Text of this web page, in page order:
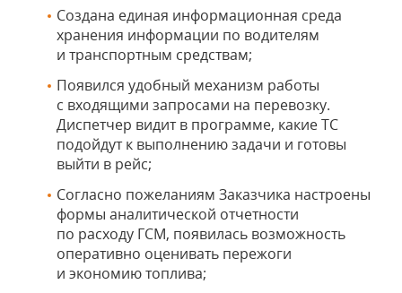
Создана единая информационная среда
хранения информации по водителям
и транспортным средствам;
Появился удобный механизм работы
с входящими запросами на перевозку.
Диспетчер видит в программе, какие ТС
подойдут к выполнению задачи и готовы
выйти в рейс;
Согласно пожеланиям Заказчика настроены
формы аналитической отчетности
по расходу ГСМ, появилась возможность
оперативно оценивать пережоги
и экономию топлива;